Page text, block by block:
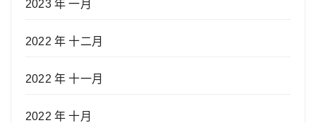
2023 年 一月
2022 年 十二月
2022 年 十一月
2022 年 十月